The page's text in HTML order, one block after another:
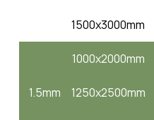
1500x3000mm
1.5mm
1000x2000mm
1250x2500mm